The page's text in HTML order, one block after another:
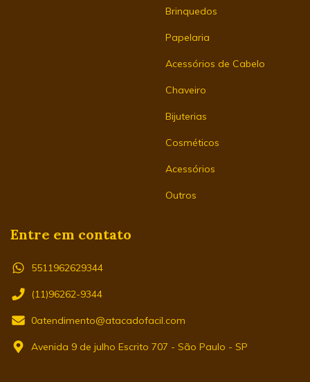
Brinquedos
Papelaria
Acessórios de Cabelo
Chaveiro
Bijuterias
Cosméticos
Acessórios
Outros
Entre em contato
5511962629344
(11)96262-9344
0atendimento@atacadofacil.com
Avenida 9 de julho Escrito 707 - São Paulo - SP